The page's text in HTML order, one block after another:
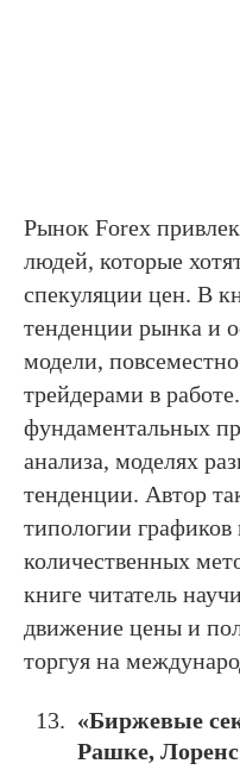
Рынок Forex
людей, которые
спекуляции цен. В
тенденции рынка и
модели,
трейдерами в
фундаментальных
анализа, моделях
тенденции. Автор
типологии графиков
количественных
книге читатель
движение цены и
торгуя на
«Биржевые
Рашке,